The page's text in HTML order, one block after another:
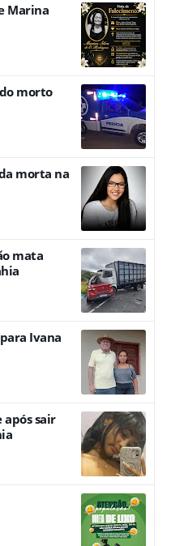
Marina
morto
morta na
mata
Ivana
após sair